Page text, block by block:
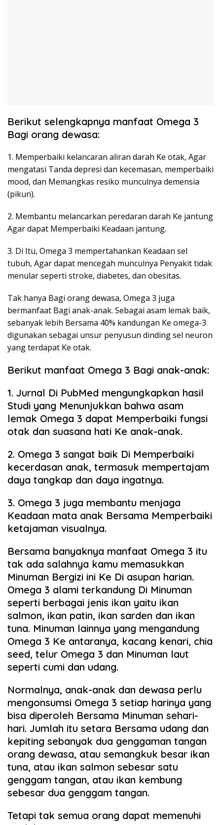
Berikut selengkapnya manfaat Omega 3
Bagi orang dewasa:
1. Memperbaiki kelancaran aliran darah Ke otak, Agar
mengatasi Tanda depresi dan kecemasan, memperbaiki
mood, dan Memangkas resiko munculnya demensia
(pikun).
2. Membantu melancarkan peredaran darah Ke jantung
Agar dapat Memperbaiki Keadaan jantung.
3. Di Itu, Omega 3 mempertahankan Keadaan sel
tubuh, Agar dapat mencegah munculnya Penyakit tidak
menular seperti stroke, diabetes, dan obesitas.
Tak hanya Bagi orang dewasa, Omega 3 juga
bermanfaat Bagi anak-anak. Sebagai asam lemak baik,
sebanyak lebih Bersama 40% kandungan Ke omega-3
digunakan sebagai unsur penyusun dinding sel neuron
yang terdapat Ke otak.
Berikut manfaat Omega 3 Bagi anak-anak:
1. Jurnal Di PubMed mengungkapkan hasil
Studi yang Menunjukkan bahwa asam
lemak Omega 3 dapat Memperbaiki fungsi
otak dan suasana hati Ke anak-anak.
2. Omega 3 sangat baik Di Memperbaiki
kecerdasan anak, termasuk mempertajam
daya tangkap dan daya ingatnya.
3. Omega 3 juga membantu menjaga
Keadaan mata anak Bersama Memperbaiki
ketajaman visualnya.
Bersama banyaknya manfaat Omega 3 itu
tak ada salahnya kamu memasukkan
Minuman Bergizi ini Ke Di asupan harian.
Omega 3 alami terkandung Di Minuman
seperti berbagai jenis ikan yaitu ikan
salmon, ikan patin, ikan sarden dan ikan
tuna. Minuman lainnya yang mengandung
Omega 3 Ke antaranya, kacang kenari, chia
seed, telur Omega 3 dan Minuman laut
seperti cumi dan udang.
Normalnya, anak-anak dan dewasa perlu
mengonsumsi Omega 3 setiap harinya yang
bisa diperoleh Bersama Minuman sehari-
hari. Jumlah itu setara Bersama udang dan
kepiting sebanyak dua genggaman tangan
orang dewasa, atau semangkuk besar ikan
tuna, atau ikan salmon sebesar satu
genggam tangan, atau ikan kembung
sebesar dua genggam tangan.
Tetapi tak semua orang dapat memenuhi